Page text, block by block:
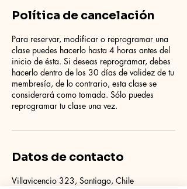
Política de cancelación
Para reservar, modificar o reprogramar una
clase puedes hacerlo hasta 4 horas antes del
inicio de ésta. Si deseas reprogramar, debes
hacerlo dentro de los 30 días de validez de tu
membresía, de lo contrario, esta clase se
considerará como tomada. Sólo puedes
reprogramar tu clase una vez.
Datos de contacto
Villavicencio 323, Santiago, Chile